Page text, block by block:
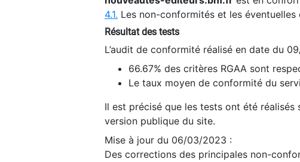
4.1. Les non-conformités et les
Résultat des tests
L’audit de conformité réalisé en date du
66.67% des critères RGAA sont
Le taux moyen de conformité du
Il est précisé que les tests ont été
version publique du site.
Mise à jour du 06/03/2023 :
Des corrections des principales non-